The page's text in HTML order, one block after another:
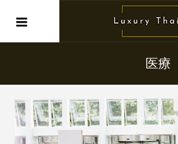
医療